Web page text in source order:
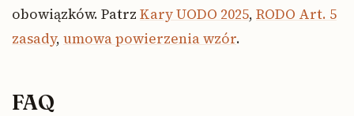
obowiązków. Patrz Kary UODO 2025, RODO Art. 5
zasady, umowa powierzenia wzór.
FAQ